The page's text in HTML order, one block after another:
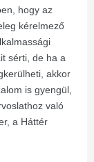
hogy az
kérelmező
sérti, de ha a
akkor
is gyengül,
való
a Háttér